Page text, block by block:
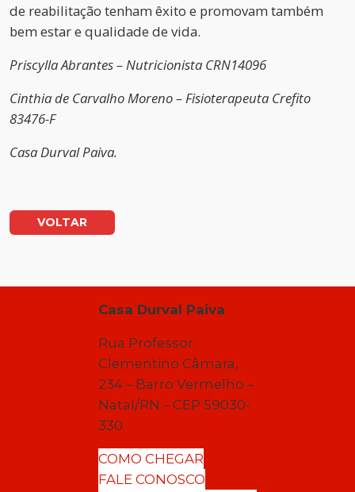
de reabilitação tenham êxito e promovam também
bem estar e qualidade de vida.
Priscylla Abrantes – Nutricionista CRN14096
Cinthia de Carvalho Moreno – Fisioterapeuta Crefito
83476-F
Casa Durval Paiva.
VOLTAR
Casa Durval Paiva
Rua Professor
Clementino Câmara,
234 – Barro Vermelho –
Natal/RN – CEP 59030-
330
COMO CHEGAR
FALE CONOSCO